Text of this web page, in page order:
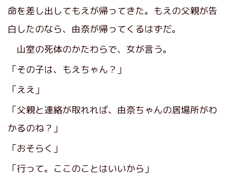
命を差し出してもえが帰ってきた。もえの父親が告
白したのなら、由奈が帰ってくるはずだ。
山室の死体のかたわらで、女が言う。
「その子は、もえちゃん？」
「ええ」
「父親と連絡が取れれば、由奈ちゃんの居場所がわ
かるのね？」
「おそらく」
「行って。ここのことはいいから」